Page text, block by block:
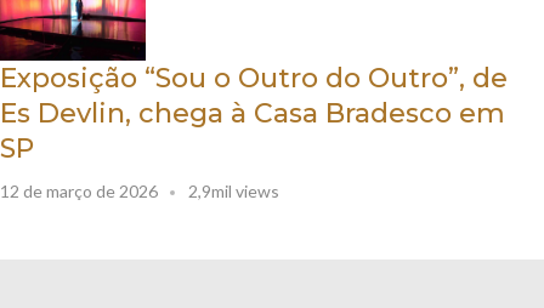
Exposição “Sou o Outro do Outro”, de
Es Devlin, chega à Casa Bradesco em
SP
12 de março de 2026 2,9mil views